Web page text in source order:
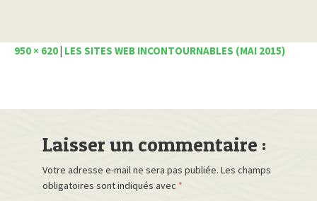
950 × 620| LES SITES WEB INCONTOURNABLES (MAI 2015)
Laisser un commentaire :
Votre adresse e-mail ne sera pas publiée. Les champs
obligatoires sont indiqués avec *